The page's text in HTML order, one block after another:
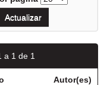
a 1 de 1
Autor(es)